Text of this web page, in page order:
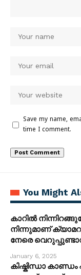
Save my name,
time I comment.
You Might
കാറിൽ
നിന്നുമാണ് ക്യാമറ
നേരെ
January 6, 2025
കിഷ്കിന്ധാ